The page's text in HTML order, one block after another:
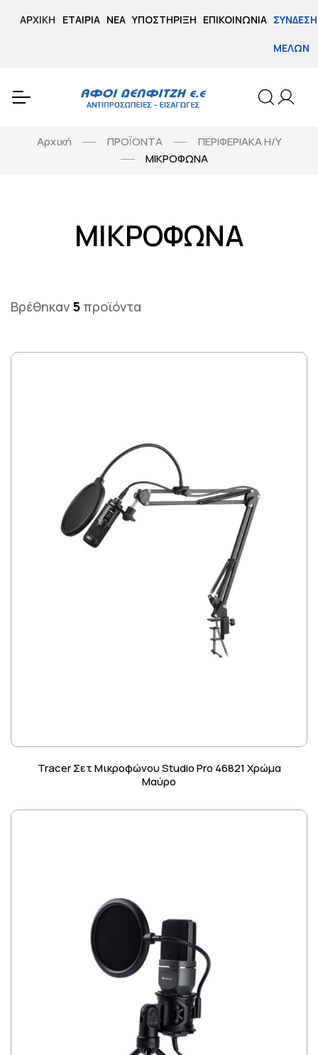
ΑΡΧΙΚΉ ΕΤΑΙΡΊΑ ΝΈΑ ΥΠΟΣΤΉΡΙΞΗ ΕΠΙΚΟΙΝΩΝΊΑ ΣΎΝΔΕΣΗ
ΜΕΛΏΝ
Αρχική ΠΡΟΪΟΝΤΑ
ΠΕΡΙΦΕΡΙΑΚΑ Η/Υ
ΜΙΚΡΟΦΩΝΑ
ΜΙΚΡΟΦΩΝΑ
Βρέθηκαν 5 προϊόντα
Tracer Σετ Μικροφώνου Studio Pro 46821 Χρώμα
Μαύρο